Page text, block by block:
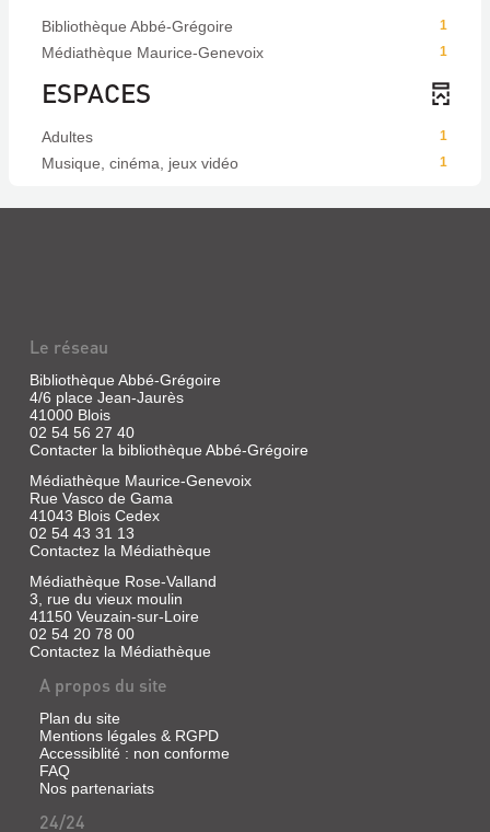
1
Bibliothèque Abbé-Grégoire
1
Médiathèque Maurice-Genevoix
ESPACES
1
Adultes
1
Musique, cinéma, jeux vidéo
Le réseau
Bibliothèque Abbé-Grégoire
4/6 place Jean-Jaurès
41000 Blois
02 54 56 27 40
Contacter la bibliothèque Abbé-Grégoire
Médiathèque Maurice-Genevoix
Rue Vasco de Gama
41043 Blois Cedex
02 54 43 31 13
Contactez la Médiathèque
Médiathèque Rose-Valland
3, rue du vieux moulin
41150 Veuzain-sur-Loire
02 54 20 78 00
Contactez la Médiathèque
A propos du site
Plan du site
Mentions légales & RGPD
Accessiblité : non conforme
FAQ
Nos partenariats
24/24